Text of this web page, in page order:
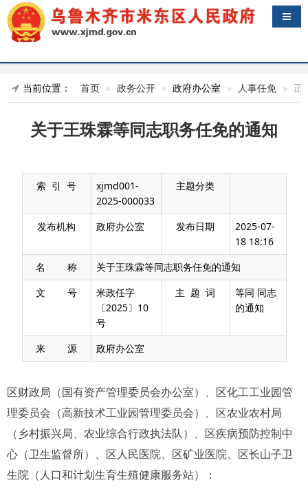
导航
当前位置： 首页 政务公开 政府办公室 人事任免 正
关于王珠霖等同志职务任免的通知
索 引 号
xjmd001-
2025-000033
主题分类
发布机构 政府办公室 发布日期
2025-07-
18 18:16
名 称
关于王珠霖等同志职务任免的通知
文 号
米政任字
〔2025〕10
号
主 题 词
等同 同志
的通知
来 源 政府办公室
区财政局（国有资产管理委员会办公室）、区化工工业园管
理委员会（高新技术工业园管理委员会）、区农业农村局
（乡村振兴局、农业综合行政执法队）、区疾病预防控制中
心（卫生监督所）、区人民医院、区矿业医院、区长山子卫
生院（人口和计划生育生殖健康服务站）：